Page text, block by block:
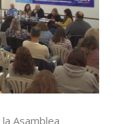
Asamblea